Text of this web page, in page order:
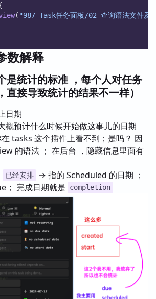
( "987_Task任务面板/02_查询语法文件及
数解释
是统计的标准 ，每个人对任务
直接导致统计的结果不一样）
日期
概预计什么时候开始做这事儿的日期
在 tasks 这个插件上看不到；是吗？ 因
的语法 ； 在后台 ，隐藏信息里面有
已经安排 → 指的 Scheduled 的日期 ；
； 完成日期就是 completion